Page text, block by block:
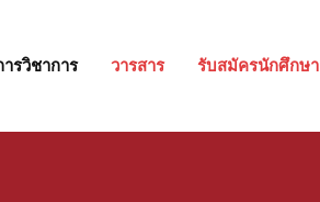
รวิชาการ วารสาร รับสมัครนักศึกษา